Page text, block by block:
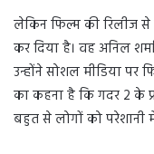
लेकिन फिल्म की रिलीज
कर दिया है। वह अनिल
उन्होंने सोशल मीडिया
का कहना है कि गदर 2 के
बहुत से लोगों को परेशानी